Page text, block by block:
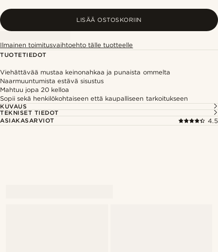
LISÄÄ OSTOSKORIIN
Ilmainen toimitusvaihtoehto tälle tuotteelle
TUOTETIEDOT
Viehättävää mustaa keinonahkaa ja punaista ommelta
Naarmuuntumista estävä sisustus
Mahtuu jopa 20 kelloa
Sopii sekä henkilökohtaiseen että kaupalliseen tarkoitukseen
KUVAUS
TEKNISET TIEDOT
ASIAKASARVIOT
4.5